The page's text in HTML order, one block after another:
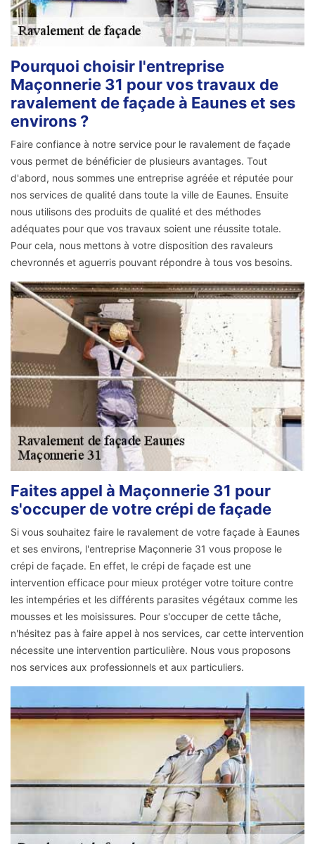
Pourquoi choisir l'entreprise
Maçonnerie 31 pour vos travaux de
ravalement de façade à Eaunes et ses
environs ?
Faire confiance à notre service pour le ravalement de façade
vous permet de bénéficier de plusieurs avantages. Tout
d'abord, nous sommes une entreprise agréée et réputée pour
nos services de qualité dans toute la ville de Eaunes. Ensuite
nous utilisons des produits de qualité et des méthodes
adéquates pour que vos travaux soient une réussite totale.
Pour cela, nous mettons à votre disposition des ravaleurs
chevronnés et aguerris pouvant répondre à tous vos besoins.
Faites appel à Maçonnerie 31 pour
s'occuper de votre crépi de façade
Si vous souhaitez faire le ravalement de votre façade à Eaunes
et ses environs, l'entreprise Maçonnerie 31 vous propose le
crépi de façade. En effet, le crépi de façade est une
intervention efficace pour mieux protéger votre toiture contre
les intempéries et les différents parasites végétaux comme les
mousses et les moisissures. Pour s'occuper de cette tâche,
n'hésitez pas à faire appel à nos services, car cette intervention
nécessite une intervention particulière. Nous vous proposons
nos services aux professionnels et aux particuliers.